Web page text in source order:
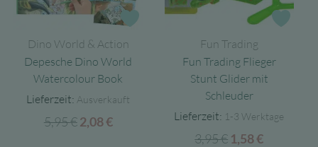
auf
Dino World & Action
Depesche Dino World
Watercolour Book
Lieferzeit: Ausverkauft
5,95€ Ursprünglicher
2,08€Aktueller
Fun Trading
Fun Trading Flieger
Stunt Glider mit
Schleuder
Lieferzeit: 1-3 Werktage
3,95€ Ursprünglicher
1,58€Aktueller